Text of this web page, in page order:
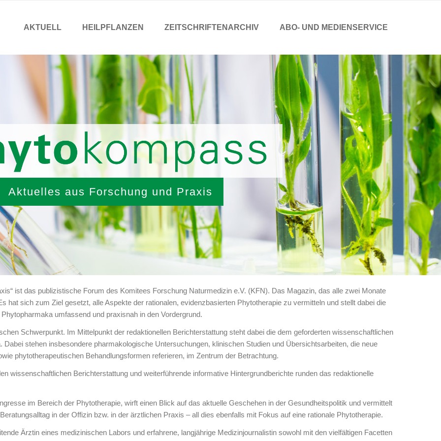
AKTUELL HEILPFLANZEN ZEITSCHRIFTENARCHIV ABO- UND MEDIENSERVICE
Aktuelles aus Forschung und Praxis
ist das publizistische Forum des Komitees Forschung Naturmedizin e.V. (KFN). Das Magazin, das alle zwei Monate
hat sich zum Ziel gesetzt, alle Aspekte der rationalen, evidenzbasierten Phytotherapie zu vermitteln und stellt dabei die
umfassend und praxisnah in den Vordergrund.
Schwerpunkt. Im Mittelpunkt der redaktionellen Berichterstattung steht dabei die dem geforderten wissenschaftlichen
stehen insbesondere pharmakologische Untersuchungen, klinischen Studien und Übersichtsarbeiten, die neue
phytotherapeutischen Behandlungsformen referieren, im Zentrum der Betrachtung.
wissenschaftlichen Berichterstattung und weiterführende informative Hintergrundberichte runden das redaktionelle
im Bereich der Phytotherapie, wirft einen Blick auf das aktuelle Geschehen in der Gesundheitspolitik und vermittelt
in der Offizin bzw. in der ärztlichen Praxis – all dies ebenfalls mit Fokus auf eine rationale Phytotherapie.
Ärztin eines medizinischen Labors und erfahrene, langjährige Medizinjournalistin sowohl mit den vielfältigen Facetten